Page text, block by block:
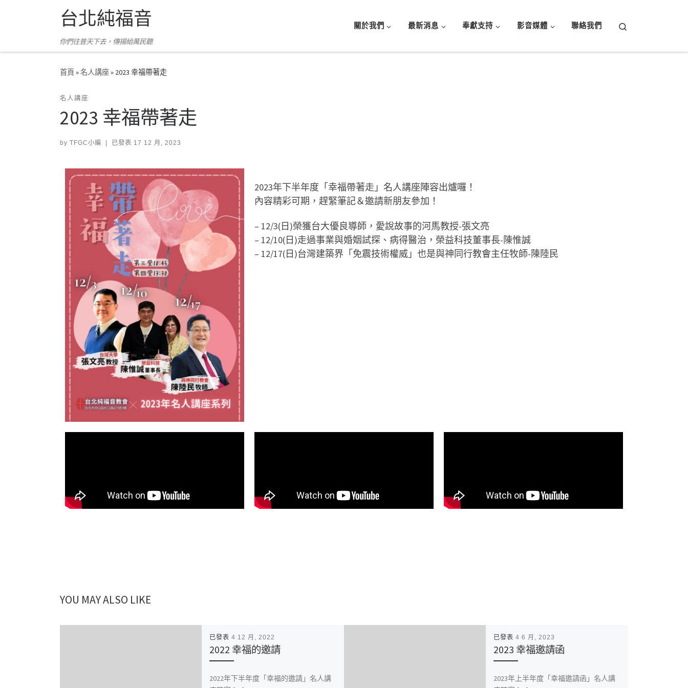
Skip to content台北純福音
你們往普天下去，傳揚給萬民聽
關於我們 最新消息 奉獻支持 影音媒體 聯絡我們
首頁 »名人講座» 2023 幸福帶著走
名人講座
2023 幸福帶著走
by TFGC小編 已發表 17 12 月, 2023
2023年下半年度「幸福帶著走」名人講座陣容出爐囉！
內容精彩可期，趕緊筆記＆邀請新朋友參加！
– 12/3(日)榮獲台大優良導師，愛說故事的河馬教授-張文亮
– 12/10(日)走過事業與婚姻試探、病得醫治，榮益科技董事長-陳惟誠
– 12/17(日)台灣建築界「免震技術權威」也是與神同行教會主任牧師-陳陸民
YOU MAY ALSO LIKE
已發表 4 12 月, 2022
2022 幸福的邀請
2022年下半年度「幸福的邀請」名人講
已發表 4 6 月, 2023
2023 幸福邀請函
2023年上半年度「幸福邀請函」名人講